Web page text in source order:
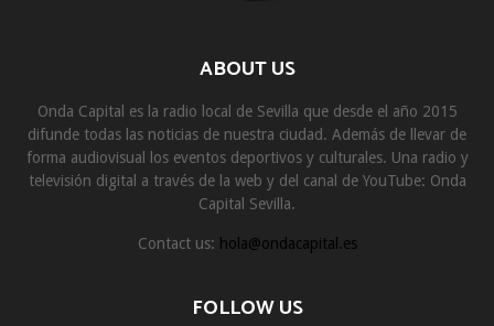
ABOUT US
Onda Capital es la radio local de Sevilla que desde el año 2015
difunde todas las noticias de nuestra ciudad. Además de llevar de
forma audiovisual los eventos deportivos y culturales. Una radio y
televisión digital a través de la web y del canal de YouTube: Onda
Capital Sevilla.
Contact us: hola@ondacapital.es
FOLLOW US